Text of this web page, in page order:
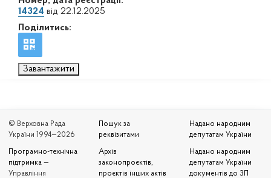
14324 від 22.12.2025
Поділитись:
Завантажити
© Верховна Рада
України 1994—2026
Програмно-технічна
підтримка —
Управління
Пошук за
реквізитами
Архів
законопроєктів,
проєктів інших актів
Надано народним
депутатам України
Надано народним
депутатам України
документів до ЗП